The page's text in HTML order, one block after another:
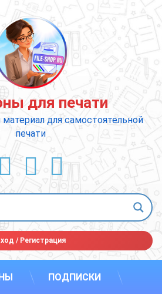
для печати
для самостоятельной
печати
ВКонтакте
YouTube
E-mail
/Регистрация
ПОДПИСКИ